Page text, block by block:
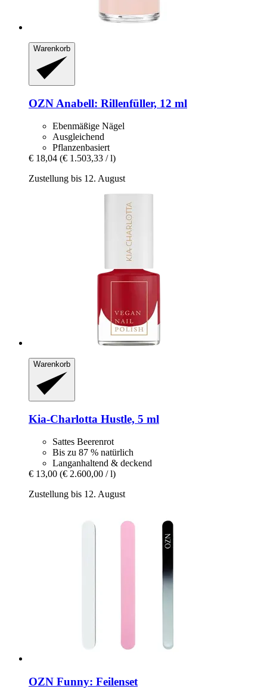
Warenkorb
OZN Anabell: Rillenfüller, 12 ml
Ebenmäßige Nägel
Ausgleichend
Pflanzenbasiert
€ 18,04 (€ 1.503,33 / l)
Zustellung bis 12. August
Warenkorb
Kia-Charlotta Hustle, 5 ml
Sattes Beerenrot
Bis zu 87 % natürlich
Langanhaltend & deckend
€ 13,00 (€ 2.600,00 / l)
Zustellung bis 12. August
OZN Funny: Feilenset